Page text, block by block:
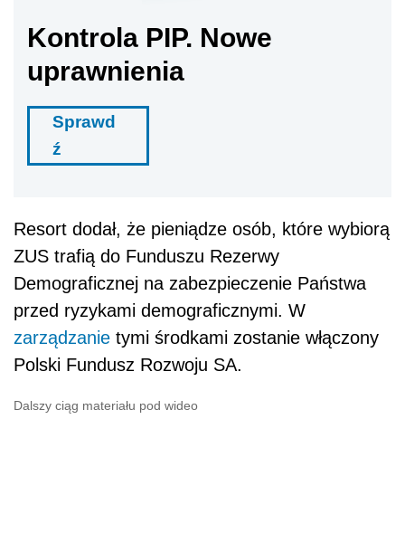
Kontrola PIP. Nowe
uprawnienia
Sprawd
ź
Resort dodał, że pieniądze osób, które wybiorą
ZUS trafią do Funduszu Rezerwy
Demograficznej na zabezpieczenie Państwa
przed ryzykami demograficznymi. W
zarządzanie tymi środkami zostanie włączony
Polski Fundusz Rozwoju SA.
Dalszy ciąg materiału pod wideo